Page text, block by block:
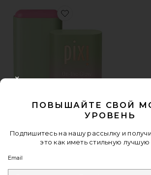
Favorite РУМЯНА ON-THE-GLOW
ПОВЫШАЙТЕ СВОЙ
УРОВЕНЬ
Подпишитесь на нашу рассылку и
это как иметь стильную лучшую
Email